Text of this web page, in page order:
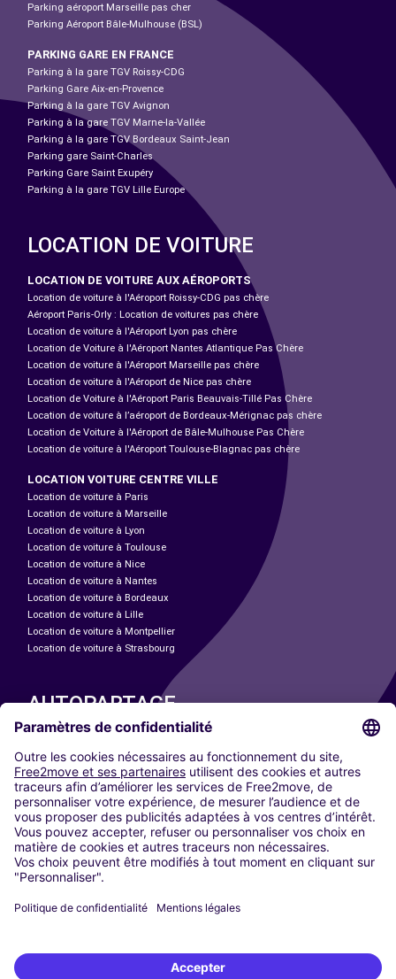
Parking aéroport Marseille pas cher
Parking Aéroport Bâle-Mulhouse (BSL)
PARKING GARE EN FRANCE
Parking à la gare TGV Roissy-CDG
Parking Gare Aix-en-Provence
Parking à la gare TGV Avignon
Parking à la gare TGV Marne-la-Vallée
Parking à la gare TGV Bordeaux Saint-Jean
Parking gare Saint-Charles
Parking Gare Saint Exupéry
Parking à la gare TGV Lille Europe
LOCATION DE VOITURE
LOCATION DE VOITURE AUX AÉROPORTS
Location de voiture à l'Aéroport Roissy-CDG pas chère
Aéroport Paris-Orly : Location de voitures pas chère
Location de voiture à l'Aéroport Lyon pas chère
Location de Voiture à l'Aéroport Nantes Atlantique Pas Chère
Location de voiture à l'Aéroport Marseille pas chère
Location de voiture à l'Aéroport de Nice pas chère
Location de Voiture à l'Aéroport Paris Beauvais-Tillé Pas Chère
Location de voiture à l’aéroport de Bordeaux-Mérignac pas chère
Location de Voiture à l'Aéroport de Bâle-Mulhouse Pas Chère
Location de voiture à l'Aéroport Toulouse-Blagnac pas chère
LOCATION VOITURE CENTRE VILLE
Location de voiture à Paris
Location de voiture à Marseille
Location de voiture à Lyon
Location de voiture à Toulouse
Location de voiture à Nice
Location de voiture à Nantes
Location de voiture à Bordeaux
Location de voiture à Lille
Location de voiture à Montpellier
Location de voiture à Strasbourg
AUTOPARTAGE
Paris
Madrid
Washington DC
Milan
Rome
Turin
Vienne
Berlin
Düsseldorf